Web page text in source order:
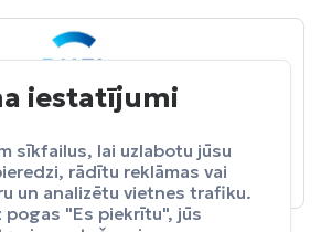
ceļojumu apdrošināšana
Apdrošināt
iestatījumi
sīkfailus, lai uzlabotu jūsu
rādītu reklāmas vai
un analizētu vietnes trafiku.
pogas "Es piekrītu", jūs